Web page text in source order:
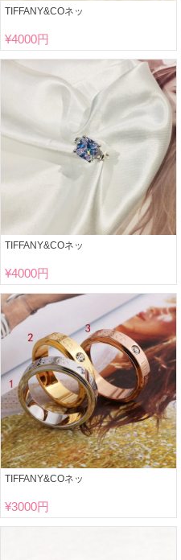
TIFFANY&COネッ
¥4000円
TIFFANY&COネッ
¥4000円
TIFFANY&COネッ
¥3000円